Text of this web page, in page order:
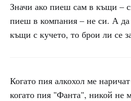
Значи ако пиеш сам в къщи –
пиеш в компания – не си. А
къщи с кучето, то брои ли се
Когато пия алкохол ме
когато пия "Фанта", никой не